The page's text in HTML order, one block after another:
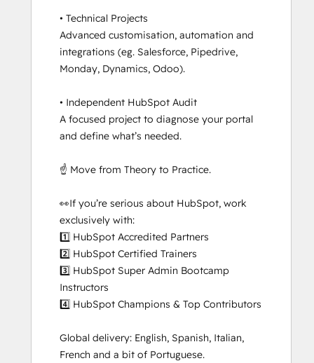
• Technical Projects
Advanced customisation, automation and
integrations (eg. Salesforce, Pipedrive,
Monday, Dynamics, Odoo).
• Independent HubSpot Audit
A focused project to diagnose your portal
and define what’s needed.
☝️ Move from Theory to Practice.
👀If you’re serious about HubSpot, work
exclusively with:
1️⃣ HubSpot Accredited Partners
2️⃣ HubSpot Certified Trainers
3️⃣ HubSpot Super Admin Bootcamp
Instructors
4️⃣ HubSpot Champions & Top Contributors
Global delivery: English, Spanish, Italian,
French and a bit of Portuguese.